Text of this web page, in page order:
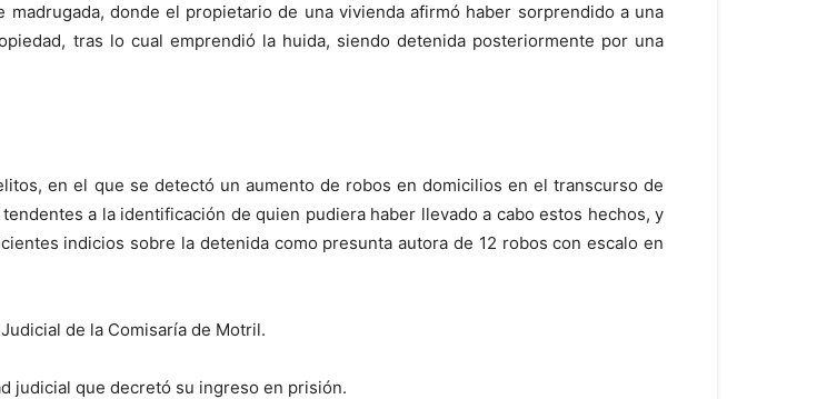
donde el propietario de una vivienda afirmó haber sorprendido a una
tras lo cual emprendió la huida, siendo detenida posteriormente por una
en el que se detectó un aumento de robos en domicilios en el transcurso de
a la identificación de quien pudiera haber llevado a cabo estos hechos, y
indicios sobre la detenida como presunta autora de 12 robos con escalo en
de la Comisaría de Motril.
judicial que decretó su ingreso en prisión.